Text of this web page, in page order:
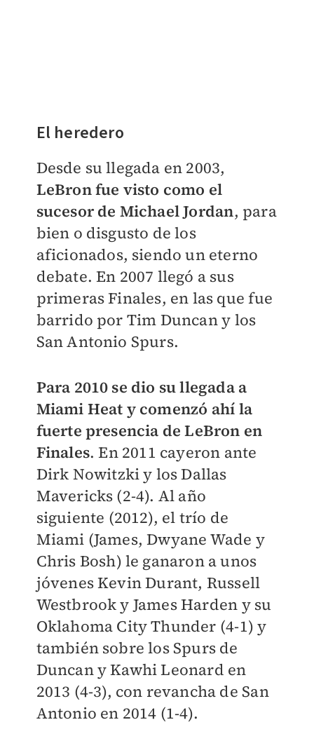
El heredero
Desde su llegada en 2003,
LeBron fue visto como el
sucesor de Michael Jordan, para
bien o disgusto de los
aficionados, siendo un eterno
debate. En 2007 llegó a sus
primeras Finales, en las que fue
barrido por Tim Duncan y los
San Antonio Spurs.
Para 2010 se dio su llegada a
Miami Heat y comenzó ahí la
fuerte presencia de LeBron en
Finales. En 2011 cayeron ante
Dirk Nowitzki y los Dallas
Mavericks (2-4). Al año
siguiente (2012), el trío de
Miami (James, Dwyane Wade y
Chris Bosh) le ganaron a unos
jóvenes Kevin Durant, Russell
Westbrook y James Harden y su
Oklahoma City Thunder (4-1) y
también sobre los Spurs de
Duncan y Kawhi Leonard en
2013 (4-3), con revancha de San
Antonio en 2014 (1-4).